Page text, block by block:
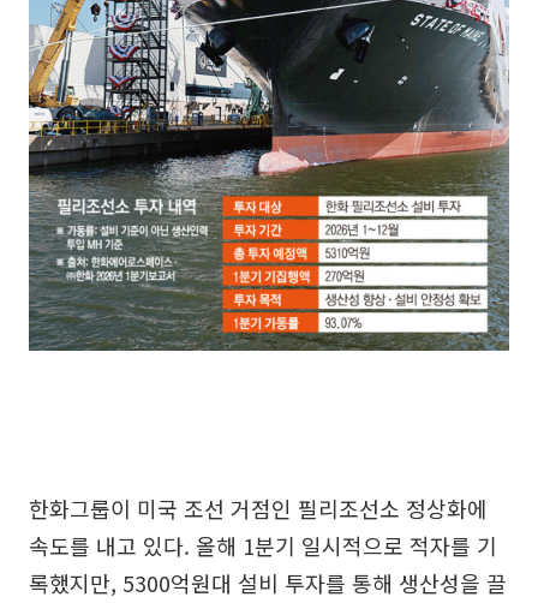
한화그룹이 미국 조선 거점인 필리조선소 정상화에
속도를 내고 있다. 올해 1분기 일시적으로 적자를 기
록했지만, 5300억원대 설비 투자를 통해 생산성을 끌